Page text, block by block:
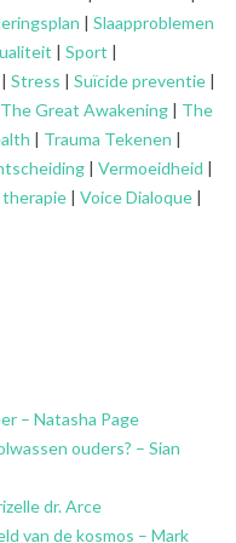
| Slaapproblemen
| Sport |
| Stress | Suïcide preventie |
The Great Awakening | The
| Trauma Tekenen |
| Vermoeidheid |
| Voice Dialoque |
– Natasha Page
ouders? – Sian
dr. Arce
van de kosmos – Mark